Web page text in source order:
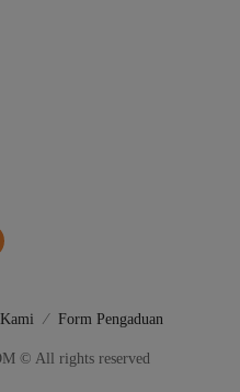
Form Pengaduan
© All rights reserved